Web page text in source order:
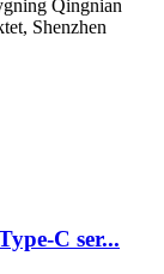
Qingnian
Shenzhen
C ser...